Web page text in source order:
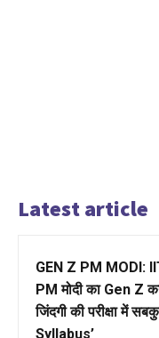
Latest article
GEN Z PM MODI:
PM मोदी का Gen Z
जिंदगी की परीक्षा में
Syllabus’